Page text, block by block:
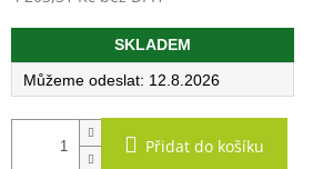
Měrná
SKLADEM
12.8.2026
Přidat do košíku